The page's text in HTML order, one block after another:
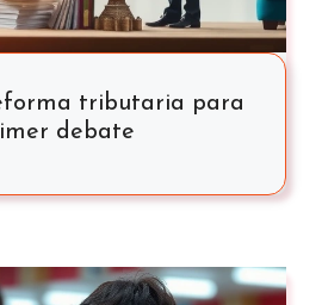
tributaria para
debate